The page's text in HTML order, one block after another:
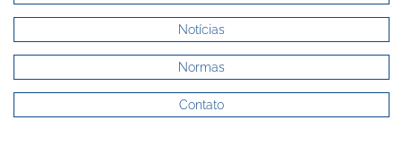
Notícias
Normas
Contato